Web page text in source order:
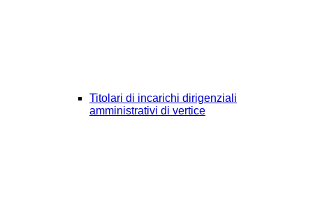
Titolari di incarichi dirigenziali
amministrativi di vertice